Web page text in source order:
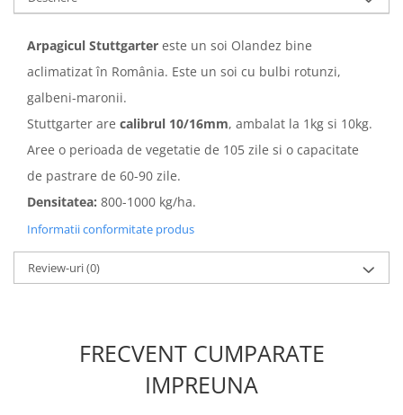
Arpagicul Stuttgarter este un soi Olandez bine
aclimatizat în România. Este un soi cu bulbi rotunzi,
galbeni-maronii.
Stuttgarter are calibrul 10/16mm, ambalat la 1kg si 10kg.
Aree o perioada de vegetatie de 105 zile si o capacitate
de pastrare de 60-90 zile.
Densitatea: 800-1000 kg/ha.
Informatii conformitate produs
Review-uri(0)
FRECVENT CUMPARATE
IMPREUNA